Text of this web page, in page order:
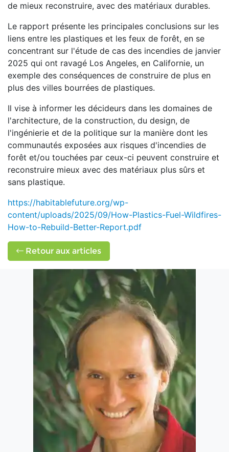
de mieux reconstruire, avec des matériaux durables.
Le rapport présente les principales conclusions sur les
liens entre les plastiques et les feux de forêt, en se
concentrant sur l'étude de cas des incendies de janvier
2025 qui ont ravagé Los Angeles, en Californie, un
exemple des conséquences de construire de plus en
plus des villes bourrées de plastiques.
Il vise à informer les décideurs dans les domaines de
l'architecture, de la construction, du design, de
l'ingénierie et de la politique sur la manière dont les
communautés exposées aux risques d'incendies de
forêt et/ou touchées par ceux-ci peuvent construire et
reconstruire mieux avec des matériaux plus sûrs et
sans plastique.
https://habitablefuture.org/wp-
content/uploads/2025/09/How-Plastics-Fuel-Wildfires-
How-to-Rebuild-Better-Report.pdf
Retour aux articles